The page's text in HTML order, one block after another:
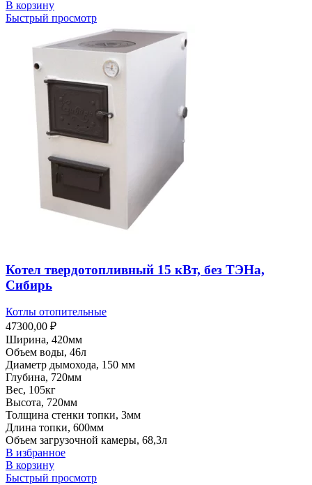
В корзину
Быстрый просмотр
Котел твердотопливный 15 кВт, без ТЭНа,
Сибирь
Котлы отопительные
47300,00 ₽
Ширина, 420мм
Объем воды, 46л
Диаметр дымохода, 150 мм
Глубина, 720мм
Вес, 105кг
Высота, 720мм
Толщина стенки топки, 3мм
Длина топки, 600мм
Объем загрузочной камеры, 68,3л
В избранное
В корзину
Быстрый просмотр